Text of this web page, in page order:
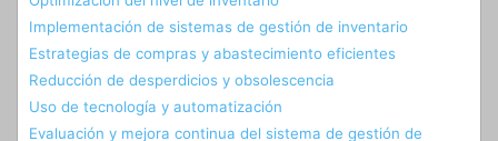
Implementación de sistemas de gestión de inventario
Estrategias de compras y abastecimiento eficientes
Reducción de desperdicios y obsolescencia
Uso de tecnología y automatización
Evaluación y mejora continua del sistema de gestión de